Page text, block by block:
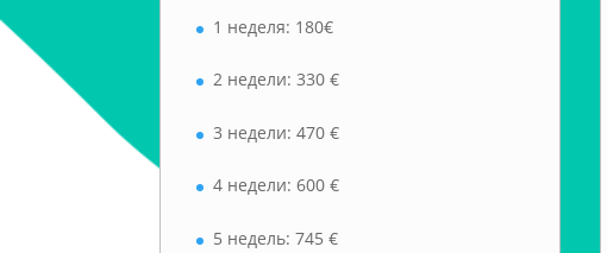
1 неделя: 180€
2 недели: 330 €
3 недели: 470 €
4 недели: 600 €
5 недель: 745 €